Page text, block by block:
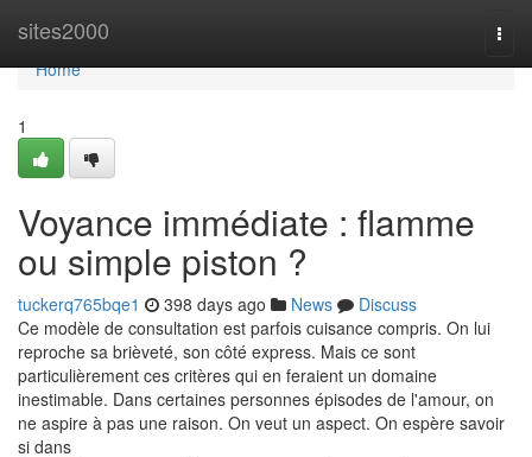
sites2000
Home
Home
1
Voyance immédiate : flamme
ou simple piston ?
tuckerq765bqe1 398 days ago News
Discuss
Ce modèle de consultation est parfois cuisance compris. On lui
reproche sa brièveté, son côté express. Mais ce sont
particulièrement ces critères qui en feraient un domaine
inestimable. Dans certaines personnes épisodes de l'amour, on
ne aspire à pas une raison. On veut un aspect. On espère savoir
si dans